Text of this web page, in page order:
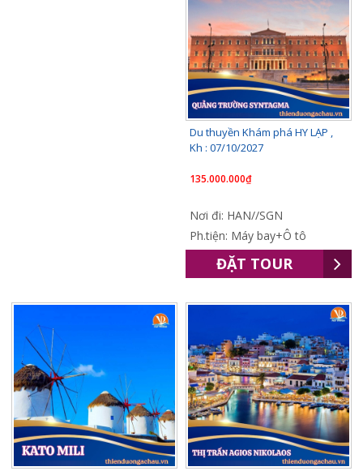
Du thuyền Khám phá HY LẠP ,
Kh : 07/10/2027
135.000.000₫
Nơi đi: HAN//SGN
Ph.tiện: Máy bay+Ô tô
ĐẶT TOUR